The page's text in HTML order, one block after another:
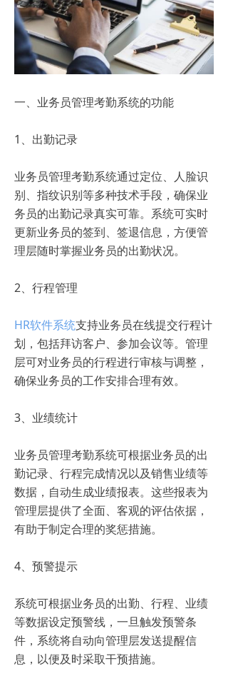
一、业务员管理考勤系统的功能
1、出勤记录
业务员管理考勤系统通过定位、人脸识
别、指纹识别等多种技术手段，确保业
务员的出勤记录真实可靠。系统可实时
更新业务员的签到、签退信息，方便管
理层随时掌握业务员的出勤状况。
2、行程管理
HR软件系统支持业务员在线提交行程计
划，包括拜访客户、参加会议等。管理
层可对业务员的行程进行审核与调整，
确保业务员的工作安排合理有效。
3、业绩统计
业务员管理考勤系统可根据业务员的出
勤记录、行程完成情况以及销售业绩等
数据，自动生成业绩报表。这些报表为
管理层提供了全面、客观的评估依据，
有助于制定合理的奖惩措施。
4、预警提示
系统可根据业务员的出勤、行程、业绩
等数据设定预警线，一旦触发预警条
件，系统将自动向管理层发送提醒信
息，以便及时采取干预措施。